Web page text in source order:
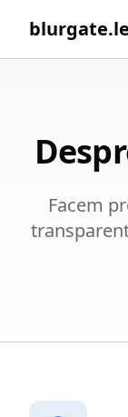
Facem